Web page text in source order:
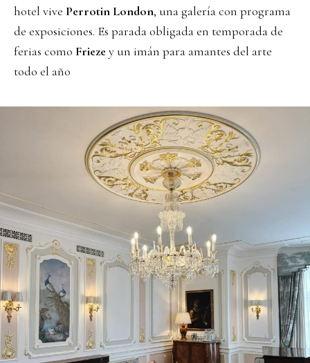
hotel vive Perrotin London, una galería con programa
de exposiciones. Es parada obligada en temporada de
ferias como Friezey un imán para amantes del arte
todo el año